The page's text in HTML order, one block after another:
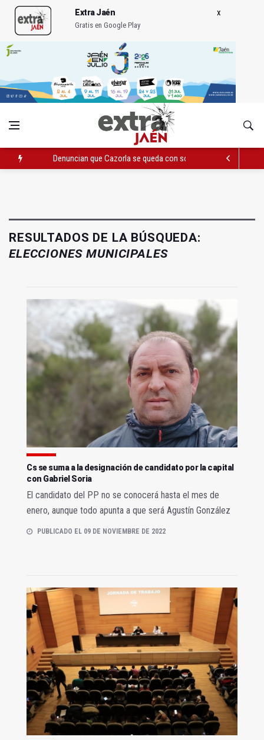
Extra Jaén
Gratis en Google Play
Denuncian que Cazorla se queda con solo dos bomberos por
RESULTADOS DE LA BÚSQUEDA:
ELECCIONES MUNICIPALES
Cs se suma a la designación de candidato por la capital
con Gabriel Soria
El candidato del PP no se conocerá hasta el mes de
enero, aunque todo apunta a que será Agustín González
PUBLICADO EL 09 DE NOVIEMBRE DE 2022